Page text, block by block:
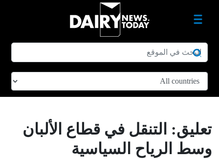
تعليق: التنقل في قطاع الألبان
وسط الرياح السياسية